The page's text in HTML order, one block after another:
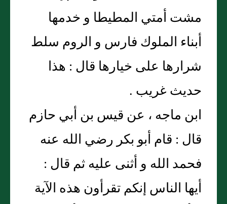
مشت أمتي المطيطا و خدمها
أبناء الملوك فارس و الروم سلط
شرارها على خيارها قال : هذا
حديث غريب .
ابن ماجه ، عن قيس بن أبي حازم
قال : قام أبو بكر رضي الله عنه
فحمد الله و أثنى عليه ثم قال :
أيها الناس إنكم تقرأون هذه الآية